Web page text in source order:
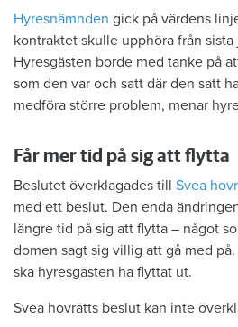
Hyresnämnden gick på värdens
kontraktet skulle upphöra från
Hyresgästen borde med tanke på
som den var och satt där den satt
medföra större problem, menar
Får mer tid på sig att flytta
Beslutet överklagades till Svea
med ett beslut. Den enda
längre tid på sig att flytta – något
domen sagt sig villig att gå med
ska hyresgästen ha flyttat ut.
Svea hovrätts beslut kan inte